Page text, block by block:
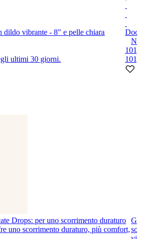
dildo vibrante - 8" e pelle chiara
ultimi 30 giorni.
Doc
Drops: per uno scorrimento duraturo
uno scorrimento duraturo, più comfort,